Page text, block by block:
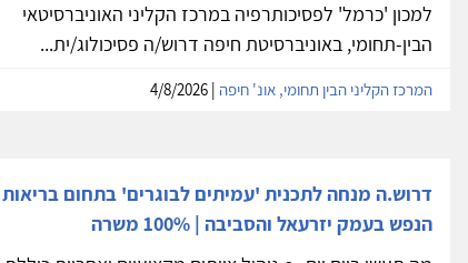
למכון 'כרמל' לפסיכותרפיה במרכז הקליני האוניברסיטאי
הבין-תחומי, באוניברסיטת חיפה דרוש/ה פסיכולוג/ית...
המרכז הקליני הבין תחומי, אונ' חיפה
דרוש.ה מנחה לתכנית 'עמיתים לבוגרים' בתחום בריאות
הנפש בעמק יזרעאל והסביבה | 100% משרה